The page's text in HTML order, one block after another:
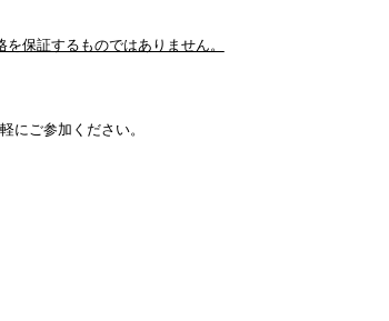
保証するものではありません。
にご参加ください。